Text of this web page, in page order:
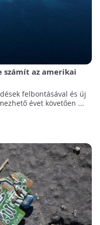
számít az amerikai
felbontásával és új
évet követően ...